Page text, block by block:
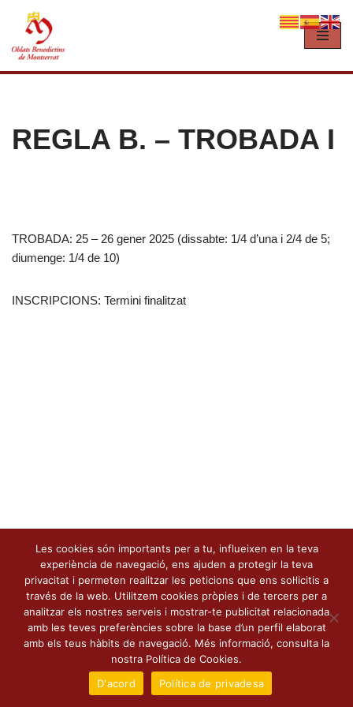
al
REGLA B. – TROBADA I
TROBADA: 25 – 26 gener 2025 (dissabte: 1/4 d’una i 2/4 de 5;
diumenge: 1/4 de 10)
INSCRIPCIONS: Termini finalitzat
Les cookies són importants per a tu, influeixen en la teva
experiència de navegació, ens ajuden a protegir la teva
privacitat i permeten realitzar les peticions que ens sol·licitis a
través de la web. Utilitzem cookies pròpies i de tercers per a
analitzar els nostres serveis i mostrar-te publicitat relacionada
amb les teves preferències sobre la base d’un perfil elaborat
amb els teus hàbits de navegació. Més informació, consulta la
nostra Política de Cookies.
D'acord
Política de privadesa